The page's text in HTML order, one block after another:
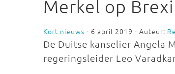
Merkel op
Kort nieuws - 6 april 2019 - Auteur:
De Duitse kanselier Angela
regeringsleider Leo